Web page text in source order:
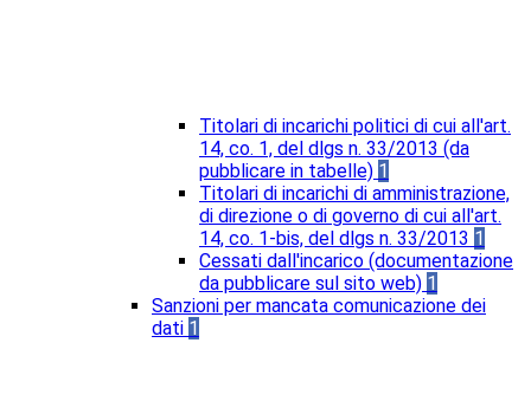
Titolari di incarichi politici di cui all'art.
14, co. 1, del dlgs n. 33/2013 (da
pubblicare in tabelle) 1
Titolari di incarichi di amministrazione,
di direzione o di governo di cui all'art.
14, co. 1-bis, del dlgs n. 33/2013 1
Cessati dall'incarico (documentazione
da pubblicare sul sito web) 1
Sanzioni per mancata comunicazione dei
dati 1